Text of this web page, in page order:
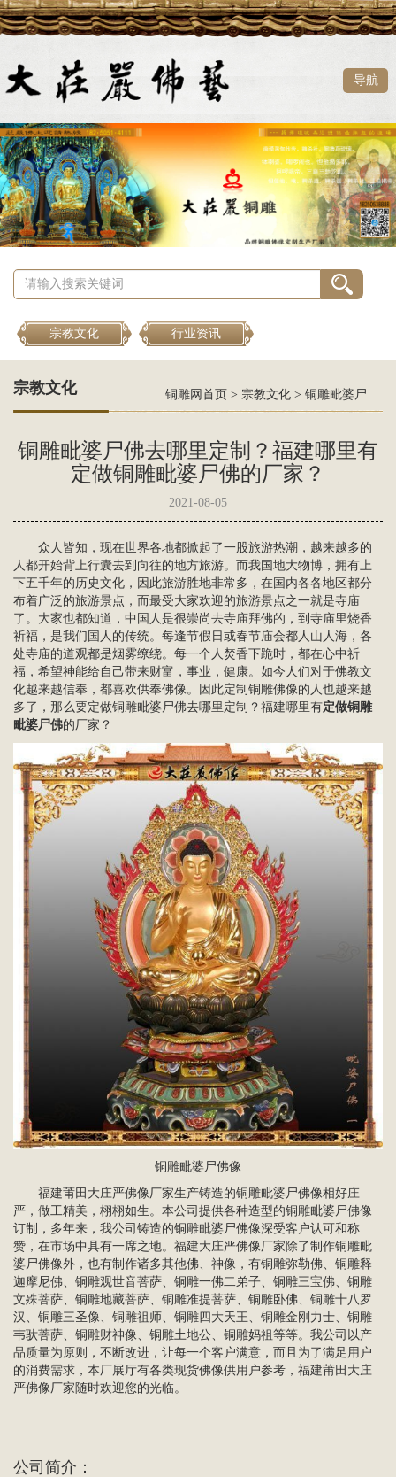
导航
宗教文化 行业资讯
宗教文化 铜雕网首页 > 宗教文化 > 铜雕毗婆尸佛去哪里定制？福建哪里有定做铜雕毗婆尸佛的厂家？
铜雕毗婆尸佛去哪里定制？福建哪里有
定做铜雕毗婆尸佛的厂家？
2021-08-05
众人皆知，现在世界各地都掀起了一股旅游热潮，越来越多的
人都开始背上行囊去到向往的地方旅游。而我国地大物博，拥有上
下五千年的历史文化，因此旅游胜地非常多，在国内各各地区都分
布着广泛的旅游景点，而最受大家欢迎的旅游景点之一就是寺庙
了。大家也都知道，中国人是很崇尚去寺庙拜佛的，到寺庙里烧香
祈福，是我们国人的传统。每逢节假日或春节庙会都人山人海，各
处寺庙的道观都是烟雾缭绕。每一个人焚香下跪时，都在心中祈
福，希望神能给自己带来财富，事业，健康。如今人们对于佛教文
化越来越信奉，都喜欢供奉佛像。因此定制铜雕佛像的人也越来越
多了，那么要定做铜雕毗婆尸佛去哪里定制？福建哪里有定做铜雕
毗婆尸佛的厂家？
铜雕毗婆尸佛像
福建莆田大庄严佛像厂家生产铸造的铜雕毗婆尸佛像相好庄
严，做工精美，栩栩如生。本公司提供各种造型的铜雕毗婆尸佛像
订制，多年来，我公司铸造的铜雕毗婆尸佛像深受客户认可和称
赞，在市场中具有一席之地。福建大庄严佛像厂家除了制作铜雕毗
婆尸佛像外，也有制作诸多其他佛、神像，有铜雕弥勒佛 、铜雕释
迦摩尼佛、 铜雕观世音菩萨 、铜雕一佛二弟子 铜雕三宝佛
铜雕
文殊菩萨 、铜雕地藏菩萨、铜雕准提菩萨、铜雕卧佛、 铜雕十八罗
汉
铜雕三圣像 、铜雕祖师、 铜雕四大天王 、铜雕金刚力士、铜雕
韦驮菩萨、铜雕财神像、铜雕土地公、铜雕妈祖等等。我公司以产
品质量为原则，不断改进，让每一个客户满意，而且为了满足用户
的消费需求，本厂展厅有各类现货佛像供用户参考，福建莆田大庄
严佛像厂家随时欢迎您的光临。
公司简介：